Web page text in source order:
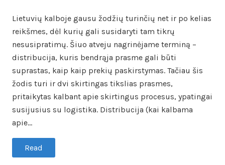
Lietuvių kalboje gausu žodžių turinčių net ir po kelias
reikšmes, dėl kurių gali susidaryti tam tikrų
nesusipratimų. Šiuo atveju nagrinėjame terminą –
distribucija, kuris bendrąja prasme gali būti
suprastas, kaip kaip prekių paskirstymas. Tačiau šis
žodis turi ir dvi skirtingas tikslias prasmes,
pritaikytas kalbant apie skirtingus procesus, ypatingai
susijusius su logistika. Distribucija (kai kalbama
apie…
Read